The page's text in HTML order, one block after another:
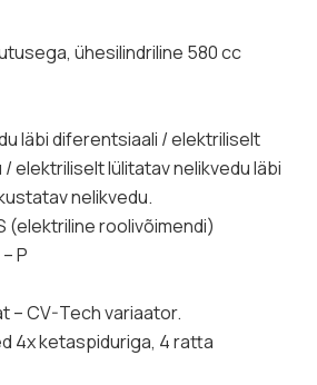
ühesilindriline 580 cc
läbi diferentsiaali / elektriliselt
elektriliselt lülitatav nelikvedu läbi
nelikvedu.
(elektriline roolivõimendi)
P
– CV-Tech variaator.
4x ketaspiduriga, 4 ratta